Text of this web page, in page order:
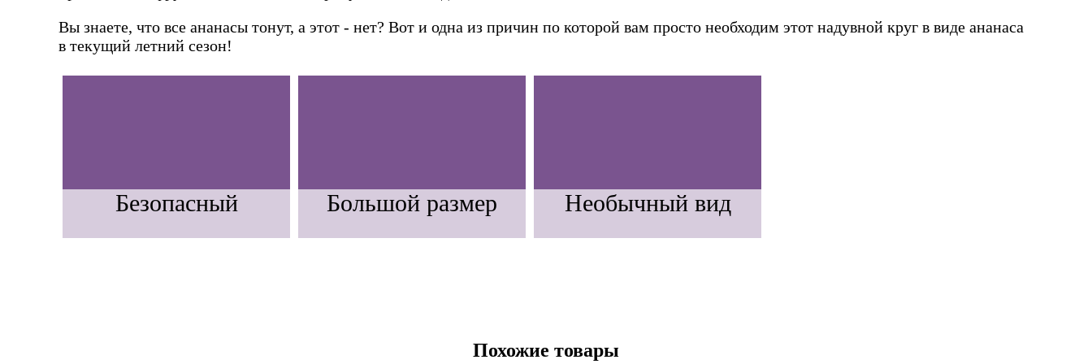
Вы знаете, что все ананасы тонут, а этот - нет? Вот и одна из причин по которой вам просто необходим этот надувной круг в виде ананаса
в текущий летний сезон!
Безопасный Большой размер Необычный вид
Похожие товары